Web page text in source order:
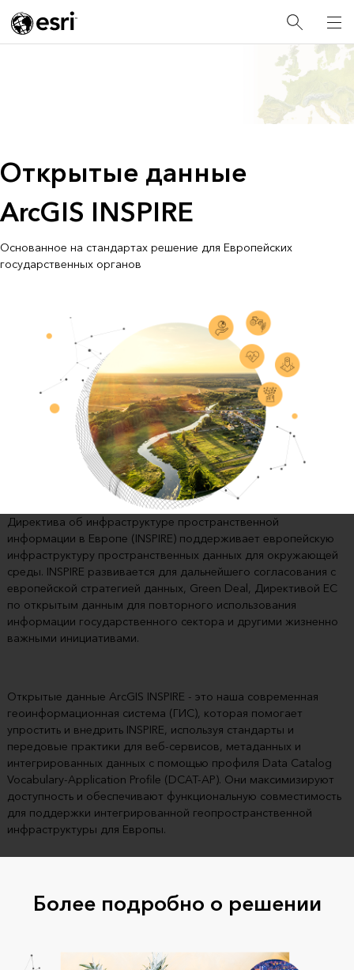
Открытые данные
ArcGIS INSPIRE
Основанное на стандартах решение для Европейских
государственных органов
Директива об инфраструктуре пространственной
информации в Европе (INSPIRE) поддерживает европейскую
инфраструктуру пространственных данных для окружающей
среды. INSPIRE развивается для дальнейшего согласования с
европейской стратегией данных, Green Deal, Директивой ЕС
по открытым данным для повторного использования
информации государственного сектора и другими жизненно
важными инициативами.
Открытые данные ArcGIS INSPIRE - это наша современная
геоинформационная система (ГИС), которая помогает
упростить и внедрить INSPIRE, используя стандарты и
передовые практики для веб-сервисов, метаданных и
интегрированных данных с помощью профиля Data Catalog
Vocabulary-Application Profile (DCAT-AP). Они максимизируют
доступность и обеспечивают функциональную совместимость
для поддержки интегрированной геопространственной
инфраструктуры для Европы.
Более подробно о решении